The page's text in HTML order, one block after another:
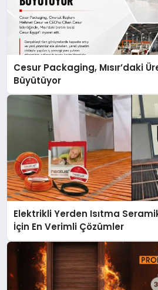
Cesur Packaging, Mısır’daki
Büyütüyor
Elektrikli Yerden Isıtma
İçin En Verimli Çözümler